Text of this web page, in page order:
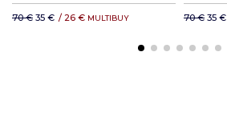
70 € 35 € / 26 € MULTIBUY 70 € 35 €